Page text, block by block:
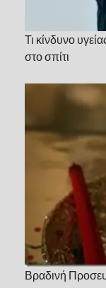
Τι κίνδυνο
στο σπίτι
Βραδινή